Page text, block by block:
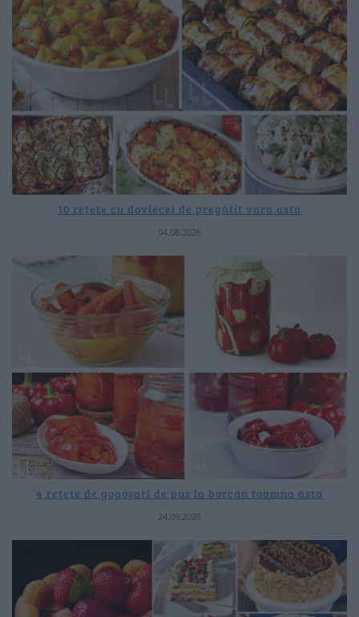
10 rețete cu dovlecei de pregătit vara asta
04.08.2026
4 rețete de gogoșari de pus la borcan toamna asta
24.09.2025